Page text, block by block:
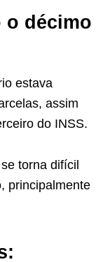
o décimo
estava
assim
do INSS.
torna difícil
principalmente